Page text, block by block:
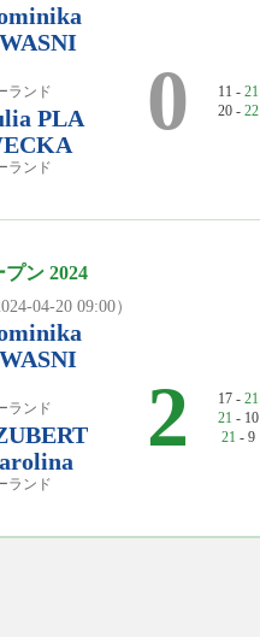
ランド
PLA
ランド
0 11 - 21
20 - 22
ン 2024
04-20 09:00）
ランド
ランド
2 17 - 21
21 - 10
21 - 9